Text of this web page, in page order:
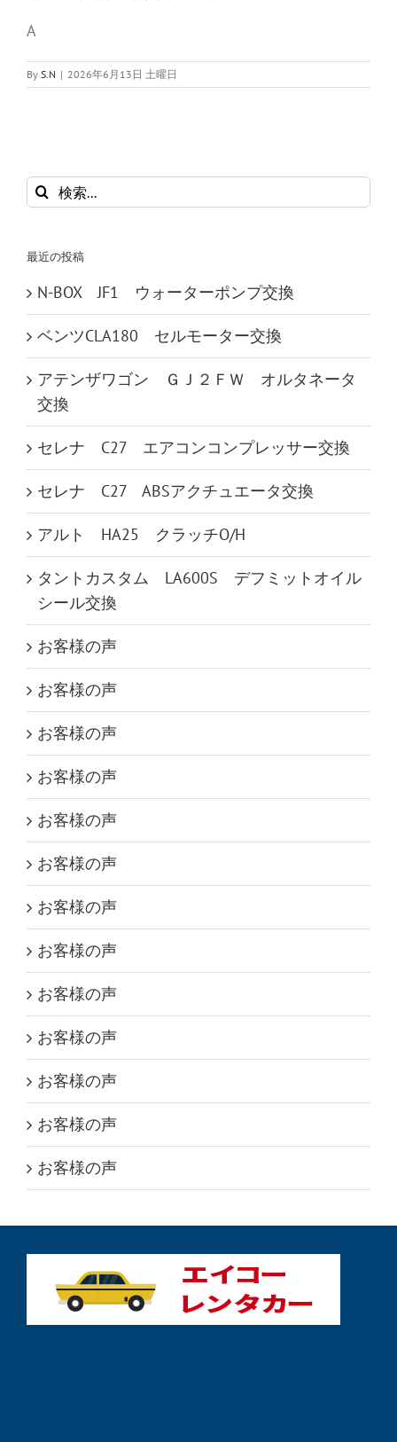
A
By S.N | 2026年6月13日 土曜日
検
索
最近の投稿
N-BOX JF1 ウォーターポンプ交換
ベンツCLA180 セルモーター交換
アテンザワゴン ＧＪ２ＦＷ オルタネータ
交換
セレナ C27 エアコンコンプレッサー交換
セレナ C27 ABSアクチュエータ交換
アルト HA25 クラッチO/H
タントカスタム LA600S デフミットオイル
シール交換
お客様の声
お客様の声
お客様の声
お客様の声
お客様の声
お客様の声
お客様の声
お客様の声
お客様の声
お客様の声
お客様の声
お客様の声
お客様の声